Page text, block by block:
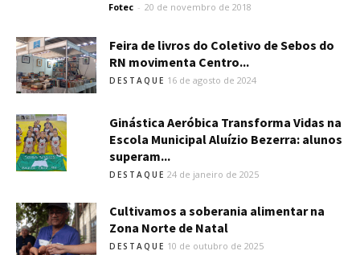
Fotec - 20 de novembro de 2018
Feira de livros do Coletivo de Sebos do
RN movimenta Centro...
DESTAQUE 16 de agosto de 2024
Ginástica Aeróbica Transforma Vidas na
Escola Municipal Aluízio Bezerra: alunos
superam...
DESTAQUE 24 de janeiro de 2025
Cultivamos a soberania alimentar na
Zona Norte de Natal
DESTAQUE 10 de outubro de 2025